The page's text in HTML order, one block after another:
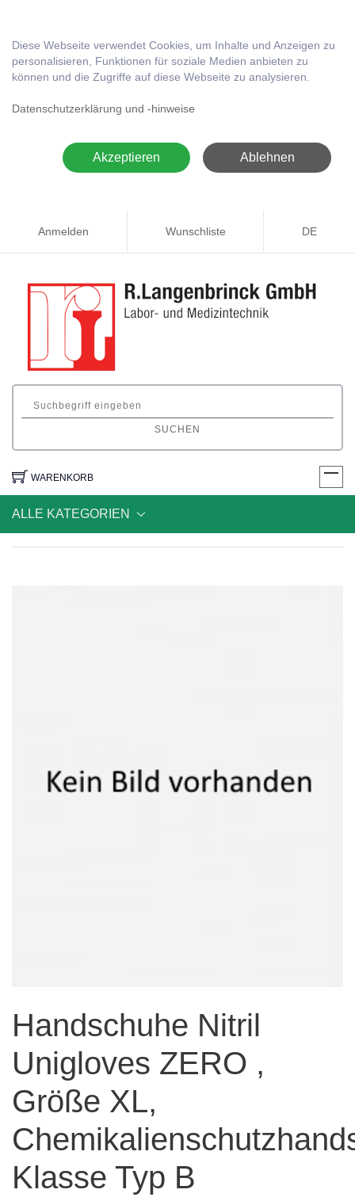
Diese Webseite verwendet Cookies, um Inhalte und Anzeigen zu
personalisieren, Funktionen für soziale Medien anbieten zu
können und die Zugriffe auf diese Webseite zu analysieren.
Datenschutzerklärung und -hinweise
Ablehnen
Akzeptieren
Anmelden Wunschliste DE
SUCHEN
WARENKORB
ALLE KATEGORIEN
Handschuhe Nitril
Unigloves ZERO ,
Größe XL,
Klasse Typ B